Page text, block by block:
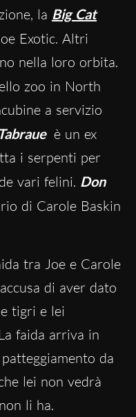
la Big Cat
Exotic. Altri
nella loro orbita.
zoo in North
a servizio
è un ex
i serpenti per
vari felini. Don
di Carole Baskin
tra Joe e Carole
di aver dato
tigri e lei
faida arriva in
da
lei non vedrà
li ha.